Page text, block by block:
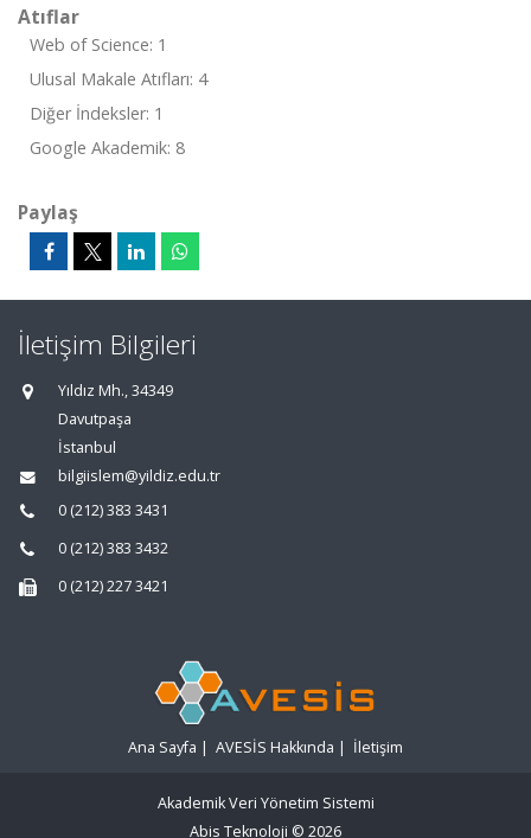
Atıflar
Web of Science: 1
Ulusal Makale Atıfları: 4
Diğer İndeksler: 1
Google Akademik: 8
Paylaş
İletişim Bilgileri
Yıldız Mh., 34349
Davutpaşa
İstanbul
bilgiislem@yildiz.edu.tr
0 (212) 383 3431
0 (212) 383 3432
0 (212) 227 3421
Ana Sayfa | AVESİS Hakkında | İletişim
Akademik Veri Yönetim Sistemi
Abis Teknoloji © 2026